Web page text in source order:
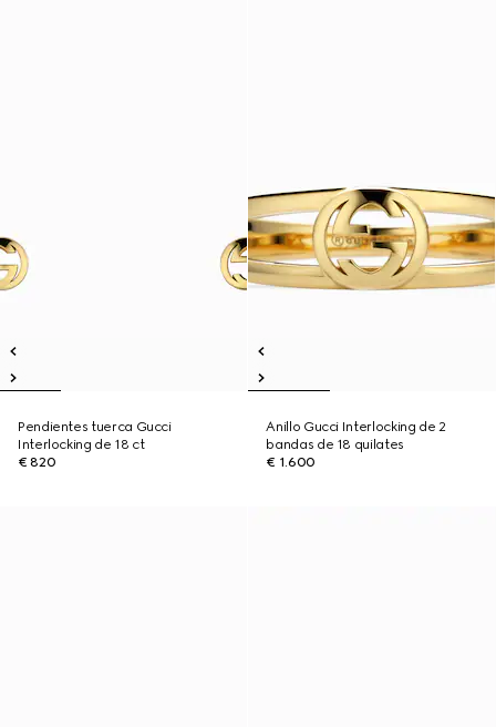
Pendientes tuerca Gucci
Interlocking de 18 ct
€ 820
Anillo Gucci Interlocking de 2
bandas de 18 quilates
€ 1.600